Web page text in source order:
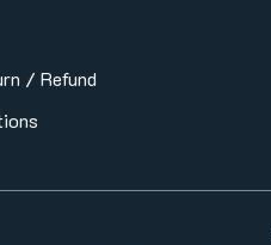
/ Refund